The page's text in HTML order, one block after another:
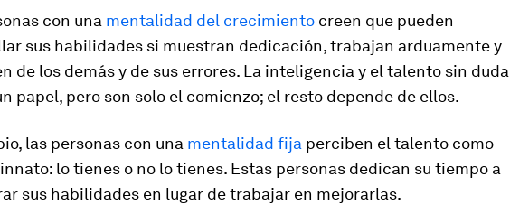
con una mentalidad del crecimiento creen que pueden
sus habilidades si muestran dedicación, trabajan arduamente y
de los demás y de sus errores. La inteligencia y el talento sin duda
papel, pero son solo el comienzo; el resto depende de ellos.
las personas con una mentalidad fija perciben el talento como
lo tienes o no lo tienes. Estas personas dedican su tiempo a
sus habilidades en lugar de trabajar en mejorarlas.